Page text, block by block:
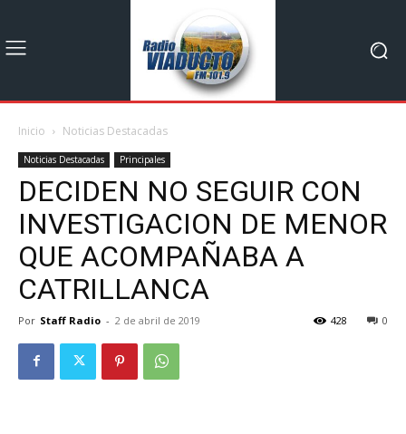
Inicio Noticias Destacadas
Noticias Destacadas Principales
DECIDEN NO SEGUIR CON
INVESTIGACION DE MENOR
QUE ACOMPAÑABA A
CATRILLANCA
Por Staff Radio - 2 de abril de 2019 0
428